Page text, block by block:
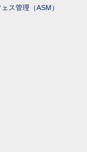
ス管理（ASM）